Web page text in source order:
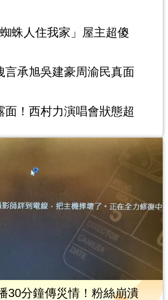
蛛人住我家」屋主超傻
承旭吳建豪周渝民真面
面！西村力演唱會狀態超
30分鐘傳災情！粉絲崩潰